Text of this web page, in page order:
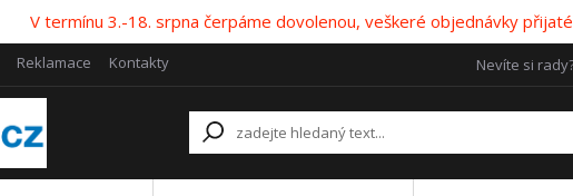
V termínu 3.-18. srpna čerpáme dovolenou, veškeré objednávky
Reklamace Kontakty Nevíte si